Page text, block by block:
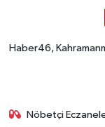
Haber46,
Nöbetçi